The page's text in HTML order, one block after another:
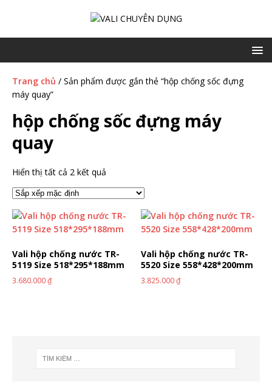
Trang chủ / Sản phẩm được gắn thẻ “hộp chống sốc đựng
máy quay”
hộp chống sốc đựng máy
quay
Hiển thị tất cả 2 kết quả
Vali hộp chống nước TR-
5119 Size 518*295*188mm
3.680.000₫
Vali hộp chống nước TR-
5520 Size 558*428*200mm
3.825.000₫